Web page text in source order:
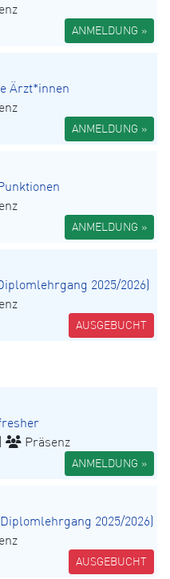
ANMELDUNG »
Ärzt*innen
ANMELDUNG »
ANMELDUNG »
2025/2026)
AUSGEBUCHT
Präsenz
ANMELDUNG »
2025/2026)
AUSGEBUCHT